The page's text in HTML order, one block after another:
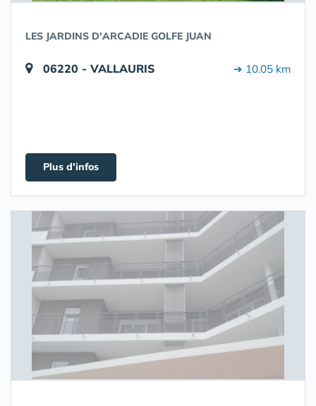
LES JARDINS D'ARCADIE GOLFE JUAN
06220 - VALLAURIS ➔ 10.05 km
Plus d'infos